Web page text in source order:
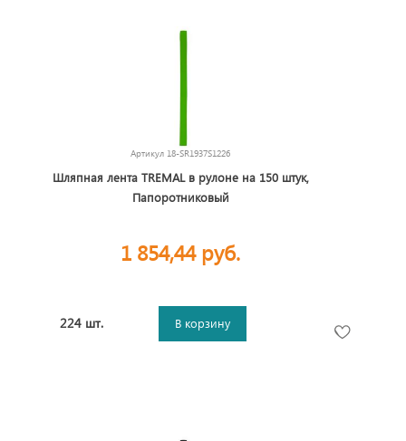
Артикул 18-SR1937S1226
Шляпная лента TREMAL в рулоне на 150 штук,
Папоротниковый
1 854,44 руб.
224 шт. В корзину